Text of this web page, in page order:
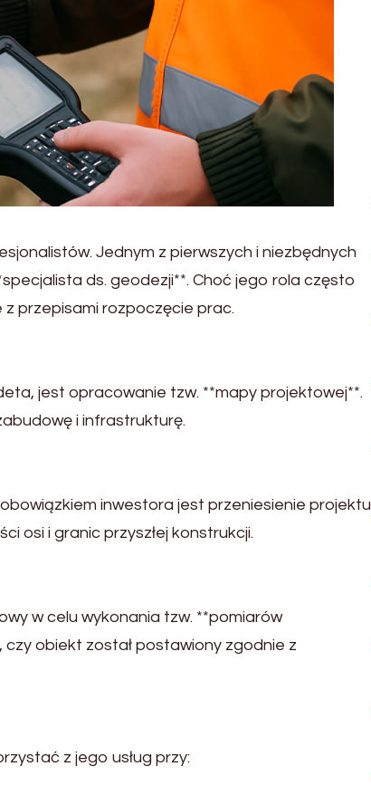
Jednym z pierwszych i niezbędnych
ds. geodezji**. Choć jego rola często
przepisami rozpoczęcie prac.
jest opracowanie tzw. **mapy projektowej**.
i infrastrukturę.
inwestora jest przeniesienie projektu
osi i granic przyszłej konstrukcji.
w celu wykonania tzw. **pomiarów
obiekt został postawiony zgodnie z
z jego usług przy: